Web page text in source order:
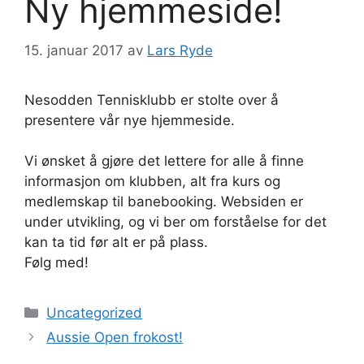
Ny hjemmeside!
15. januar 2017 av Lars Ryde
Nesodden Tennisklubb er stolte over å
presentere vår nye hjemmeside.
Vi ønsket å gjøre det lettere for alle å finne
informasjon om klubben, alt fra kurs og
medlemskap til banebooking. Websiden er
under utvikling, og vi ber om forståelse for det
kan ta tid før alt er på plass.
Følg med!
Kategorier
Uncategorized
Aussie Open frokost!